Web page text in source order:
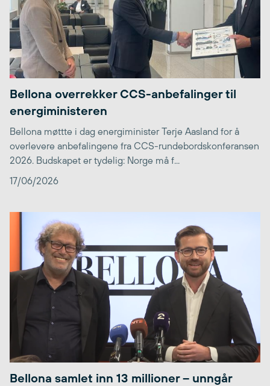
Bellona overrekker CCS-anbefalinger til
energiministeren
Bellona møttte i dag energiminister Terje Aasland for å
overlevere anbefalingene fra CCS-rundebordskonferansen
2026. Budskapet er tydelig: Norge må f...
17/06/2026
Bellona samlet inn 13 millioner – unngår